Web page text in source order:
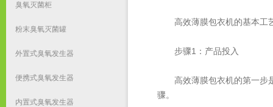
臭氧灭菌柜
粉末臭氧灭菌罐
外置式臭氧发生器
便携式臭氧发生器
内置式臭氧发生器
高效薄膜包衣机的基本工艺
步骤1：产品投入
高效薄膜包衣机的第一步是
骤。